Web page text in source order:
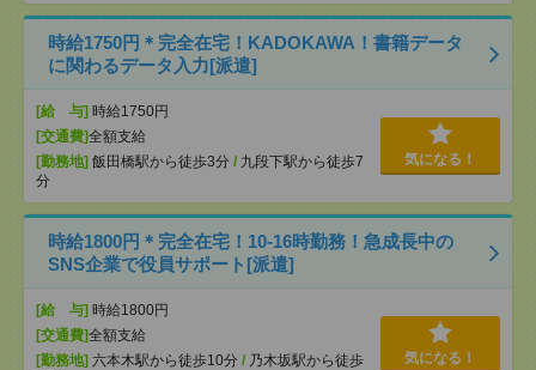
時給1750円＊完全在宅！KADOKAWA！書籍データ
に関わるデータ入力[派遣]
[給 与] 時給1750円
[交通費]全額支給
[勤務地] 飯田橋駅から徒歩3分 / 九段下駅から徒歩7
分
気になる！
時給1800円＊完全在宅！10-16時勤務！急成長中の
SNS企業で役員サポート[派遣]
[給 与] 時給1800円
[交通費]全額支給
[勤務地] 六本木駅から徒歩10分 / 乃木坂駅から徒歩
気になる！